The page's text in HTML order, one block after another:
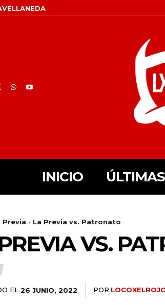
INICIO
Previa La Previa vs. Patronato
VS.
EL 26 JUNIO, 2022 POR